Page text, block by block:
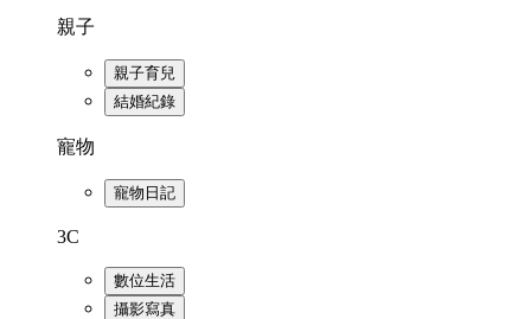
親子
親子育兒
結婚紀錄
寵物
寵物日記
3C
數位生活
攝影寫真